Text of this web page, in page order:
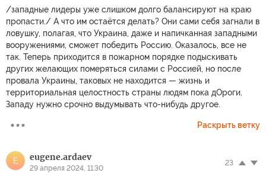
/западные лидеры уже слишком долго балансируют на краю
пропасти./ А что им остаётся делать? Они сами себя загнали в
ловушку, полагая, что Украина, даже и напичканная западными
вооружениями, сможет победить Россию. Оказалось, все не
так. Теперь приходится в пожарном порядке подыскивать
других желающих померяться силами с Россией, но после
провала Украины, таковых не находится — жизнь и
территориальная целостность страны людям пока дОроги.
Западу нужно срочно выдумывать что-нибудь другое.
Раскрыть ветку
E eugene.ardaev
29 апреля 2024, 11:30
23